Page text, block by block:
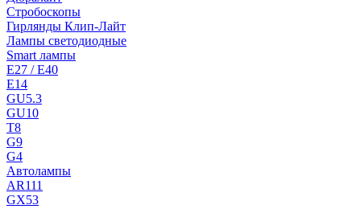
Стробоскопы
Гирлянды Клип-Лайт
Лампы светодиодные
Smart лампы
E27 / E40
E14
GU5.3
GU10
T8
G9
G4
Автолампы
AR111
GX53